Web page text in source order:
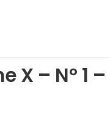
X – Nº 1 –